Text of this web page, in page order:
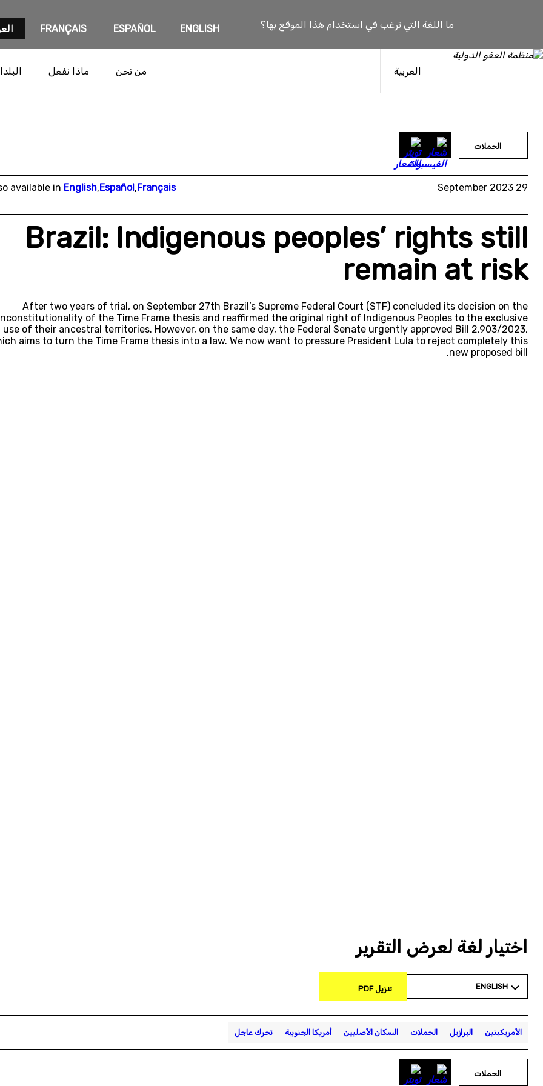
ما اللغة التي ترغب في استخدام هذا الموقع بها؟ ENGLISH
ESPAÑOL
FRANÇAIS
العربية من نحن ماذا نفعل
الحملات
29 September 2023
available in English,Español,Français
Brazil: Indigenous peoples’ rights still
remain at risk
After two years of trial, on September 27th Brazil’s Supreme Federal Court (STF) concluded its decision on the
of the Time Frame thesis and reaffirmed the original right of Indigenous Peoples to the exclusive
use of their ancestral territories. However, on the same day, the Federal Senate urgently approved Bill 2,903/2023,
aims to turn the Time Frame thesis into a law. We now want to pressure President Lula to reject completely this
new proposed bill.
اختيار لغة لعرض التقرير
ENGLISH تنزيل PDF
الأمريكيتين البرازيل الحملات السكان الأصليين أمريكا الجنوبية تحرك عاجل
الحملات